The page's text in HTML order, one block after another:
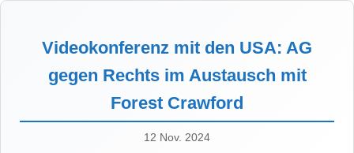
Videokonferenz mit den USA: AG
gegen Rechts im Austausch mit
Forest Crawford
12 Nov. 2024